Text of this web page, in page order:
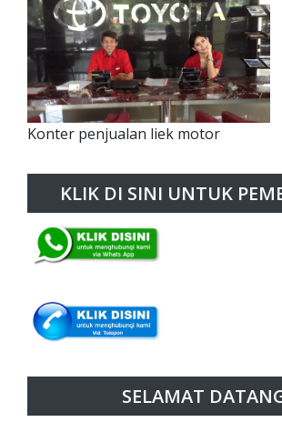
Konter penjualan liek motor
KLIK DI SINI UNTUK
SELAMAT